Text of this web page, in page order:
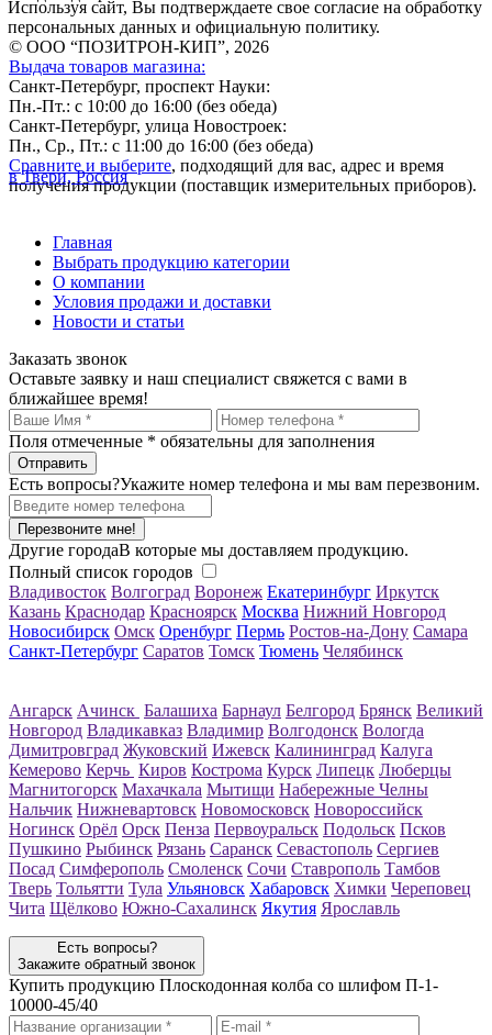
Используя сайт, Вы подтверждаете свое согласие на обработку
персональных данных и официальную политику.
© ООО “ПОЗИТРОН-КИП”, 2026
Выдача товаров магазина:
Санкт-Петербург, проспект Науки:
Пн.-Пт.: с 10:00 до 16:00 (без обеда)
Санкт-Петербург, улица Новостроек:
Пн., Ср., Пт.: с 11:00 до 16:00 (без обеда)
Сравните и выберите, подходящий для вас, адрес и время
получения продукции (поставщик измерительных приборов).
в Твери, Россия
Главная
Выбрать продукцию категории
О компании
Условия продажи и доставки
Новости и статьи
Заказать звонок
Оставьте заявку и наш специалист свяжется с вами в
ближайшее время!
Поля отмеченные * обязательны для заполнения
Есть вопросы?Укажите номер телефона и мы вам перезвоним.
Перезвоните мне!
Другие городаВ которые мы доставляем продукцию.
Полный список городов
Владивосток Волгоград Воронеж Екатеринбург Иркутск
Казань Краснодар Красноярск Москва Нижний Новгород
Новосибирск Омск Оренбург Пермь Ростов-на-Дону Самара
Санкт-Петербург Саратов Томск Тюмень Челябинск
Ангарск Ачинск Балашиха Барнаул Белгород Брянск Великий
Новгород Владикавказ Владимир Волгодонск Вологда
Димитровград Жуковский Ижевск Калининград Калуга
Кемерово Керчь Киров Кострома Курск Липецк Люберцы
Магнитогорск Махачкала Мытищи Набережные Челны
Нальчик Нижневартовск Новомосковск Новороссийск
Ногинск Орёл Орск Пенза Первоуральск Подольск Псков
Пушкино Рыбинск Рязань Саранск Севастополь Сергиев
Посад Симферополь Смоленск Сочи Ставрополь Тамбов
Тверь Тольятти Тула Ульяновск Хабаровск Химки Череповец
Чита Щёлково Южно-Сахалинск Якутия Ярославль
Есть вопросы?
Закажите обратный звонок
Купить продукцию Плоскодонная колба со шлифом П-1-
10000-45/40